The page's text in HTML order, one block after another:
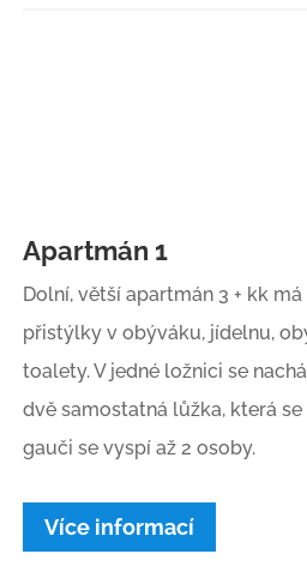
Apartmán 1
Dolní, větší apartmán 3 + kk
přistýlky v obýváku, jídelnu,
toalety. V jedné ložnici se
dvě samostatná lůžka, která
gauči se vyspí až 2 osoby.
Více informací